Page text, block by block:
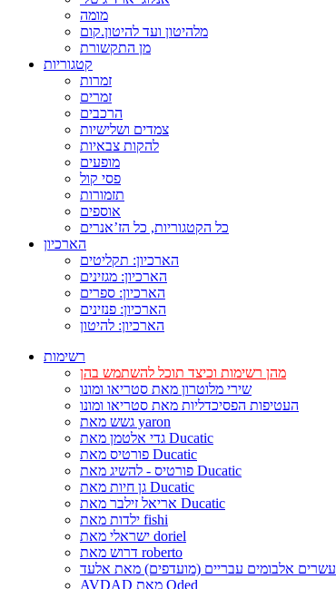
מומה
מלהיטון ועד להיטון.קום
מן התקשורת
קטגוריות
זמרות
זמרים
הרכבים
צמדים ושלישיות
להקות צבאיות
מופעים
פסי קול
תזמורות
אוספים
כל הקטגוריות, כל הז’אנרים
הארכיון
הארכיון: תקליטים
הארכיון: מגזינים
הארכיון: ספרים
הארכיון: פנזינים
הארכיון: להיטון
רשימות
מהן רשימות וכיצד תוכל להשתמש בהן
שירי מלוטרון מאת סטריאו ומונו
העטיפות הפסיכדליות מאת סטריאו ומונו
גשש מאת yaron
גדי אלטמן מאת Ducatic
פורטיס מאת Ducatic
פורטיס - להשיג מאת Ducatic
גן חיות מאת Ducatic
אריאל זילבר מאת Ducatic
ילדות מאת fishi
ישראלי מאת doriel
דרוש מאת roberto
עשרים אלבומים עבריים (מועדפים) מאת אלעד
AVDAD מאת Oded